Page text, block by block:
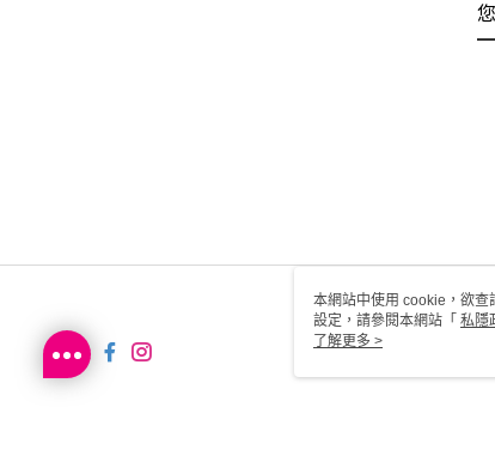
本網站中使用 cookie，欲查
設定，請參閱本網站「 私隱
用 cookie。
了解更多 >